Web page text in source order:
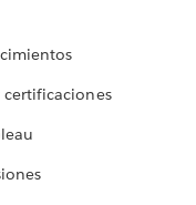
certificaciones